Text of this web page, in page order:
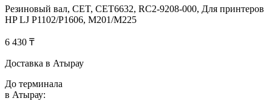
Резиновый вал, CET, CET6632, RC2-9208-000, Для принтеров
HP LJ P1102/P1606, M201/M225
6 430 ₸
Доставка в Атырау
До терминала
в Атырау: